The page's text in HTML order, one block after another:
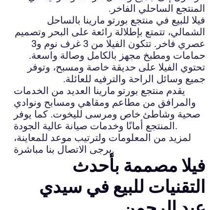
المنتجع الساحلي الفاخر.
فيلا للبيع في منتجع بورتو مارينا بالساحل
الشمالي، تتمتع بإطلالة رائعة على البحر وتصميم
عصري فاخر. تتكون الفيلا من 3 غرف نوم و3
حمامات ومطبخ مجهز بالكامل وصالة واسعة.
تحتوي الفيلا على حديقة خاصة ومسبح، وتوفر
جميع وسائل الراحة والترفيه للعائلة.
يقدم منتجع بورتو مارينا العديد من الخدمات
والمرافق من مطاعم ومقاهي ومسابح ونوادي
صحية وشاطئ خاص ومرسى لليخوت. كما يوفر
المنتجع أمانًا وخدمات صيانة عالية الجودة.
لمزيد من المعلومات ولترتيب موعد للمعاينة،
يرجى الاتصال بنا مباشرة.
فيلا مصممة بأحدث
التقنيات للبيع في سيدي